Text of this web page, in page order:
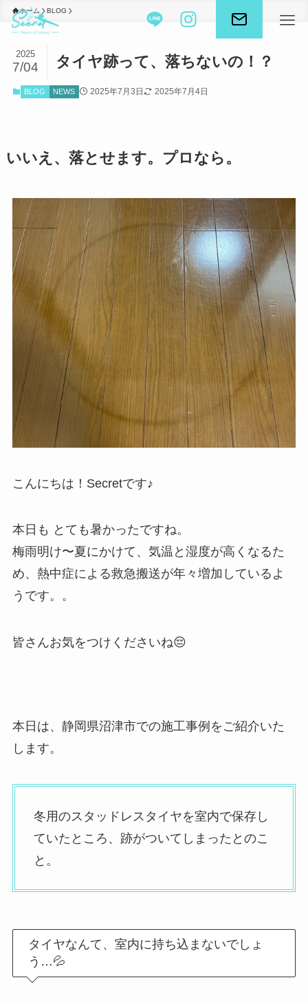
ホーム BLOG
タイヤ跡って、落ちないの！？
2025
7/04
BLOG NEWS 2025年7月3日 2025年7月4日
いいえ、落とせます。プロなら。
こんにちは！Secretです♪
本日も とても暑かったですね。
梅雨明け〜夏にかけて、気温と湿度が高くなるた
め、熱中症による救急搬送が年々増加しているよ
うです。。
皆さんお気をつけくださいね😔
本日は、静岡県沼津市での施工事例をご紹介いた
します。
冬用のスタッドレスタイヤを室内で保存し
ていたところ、跡がついてしまったとのこ
と。
タイヤなんて、室内に持ち込まないでしょ
う…💦